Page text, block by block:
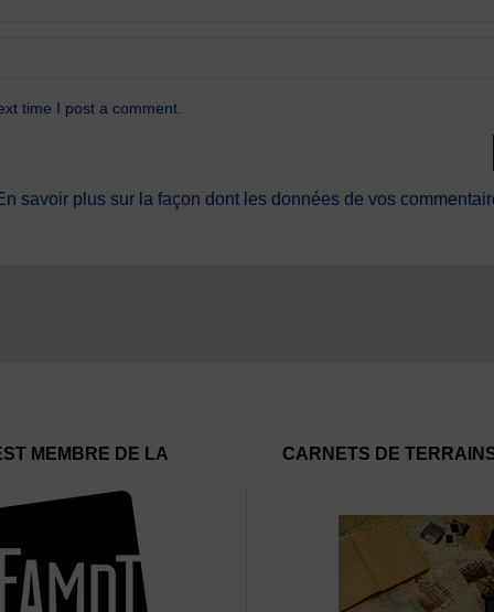
time I post a comment.
savoir plus sur la façon dont les données de vos
MEMBRE DE LA CARNETS DE